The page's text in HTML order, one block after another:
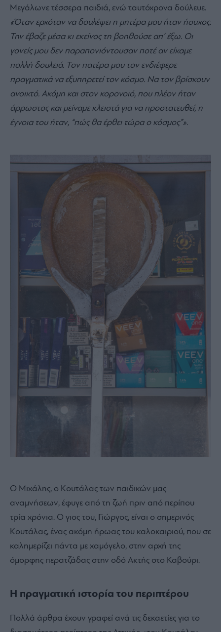
Μεγάλωνε τέσσερα παιδιά, ενώ ταυτόχρονα δούλευε.
«Όταν ερχόταν να δουλέψει η μητέρα μου ήταν ήσυχος.
Την έβαζε μέσα κι εκείνος τη βοηθούσε απ’ έξω. Οι
γονείς μου δεν παραπονιόντουσαν ποτέ αν είχαμε
πολλή δουλειά. Τον πατέρα μου τον ενδιέφερε
πραγματικά να εξυπηρετεί τον κόσμο. Να τον βρίσκουν
ανοιχτό. Ακόμη και στον κορονοιό, που πλέον ήταν
άρρωστος και μείναμε κλειστά για να προστατευθεί, η
έγνοια του ήταν, “πώς θα έρθει τώρα ο κόσμος”».
Ο Μιχάλης, ο Κουτάλας των παιδικών μας
αναμνήσεων, έφυγε από τη ζωή πριν από περίπου
τρία χρόνια. Ο γιος του, Γιώργος, είναι ο σημερινός
Κουτάλας, ένας ακόμη ήρωας του καλοκαιριού, που σε
καλημερίζει πάντα με χαμόγελο, στην αρχή της
όμορφης περατζάδας στην οδό Ακτής στο Καβούρι.
Η πραγματική ιστορία του περιπτέρου
Πολλά άρθρα έχουν γραφεί ανά τις δεκαετίες για το